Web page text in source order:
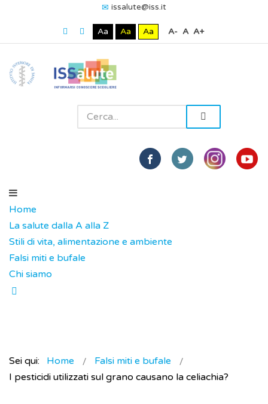
issalute@iss.it
Aa Aa Aa A- A A+
Home
La salute dalla A alla Z
Stili di vita, alimentazione e ambiente
Falsi miti e bufale
Chi siamo
Sei qui: Home
Falsi miti e bufale
I pesticidi utilizzati sul grano causano la celiachia?